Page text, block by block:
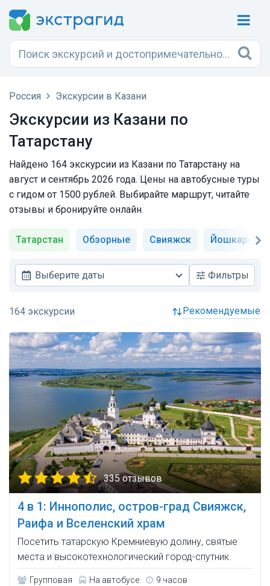
Россия Экскурсии в Казани
Экскурсии из Казани по
Татарстану
Найдено 164 экскурсии из Казани по Татарстану на
август и сентябрь 2026 года. Цены на автобусные туры
с гидом от 1500 рублей. Выбирайте маршрут, читайте
отзывы и бронируйте онлайн.
Татарстан Обзорные Свияжск Йошкар-Ола
Выберите даты Фильтры
рекомендуемые
335 отзывов
4 в 1: Иннополис, остров-град Свияжск,
Раифа и Вселенский храм
Посетить татарскую Кремниевую долину, святые
места и высокотехнологический город-спутник.
Групповая На автобусе 9 часов